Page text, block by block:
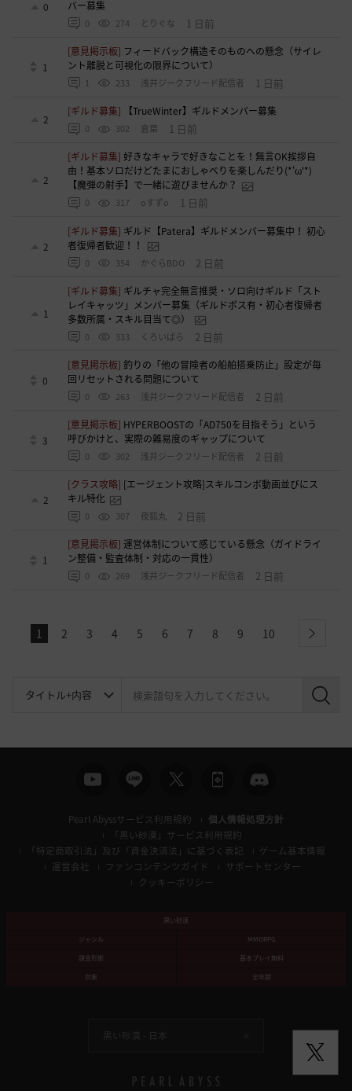
0
バー募集
0 274 とりぐな 1 日前
1
[意見掲示板] フィードバック構造そのものへの懸念（サイレ
ント離脱と可視化の限界について）
1 233 浅井ジークフリード配信者 1 日前
2
[ギルド募集] 【TrueWinter】ギルドメンバー募集
0 302 倉葉 1 日前
2
[ギルド募集]好きなキャラで好きなことを！無言OK挨拶自
由！基本ソロだけどたまにおしゃべりを楽しんだり(*'ω'*)
【魔弾の射手】で一緒に遊びませんか？
0 317 oすずo 1 日前
2
[ギルド募集] ギルド【Patera】ギルドメンバー募集中！ 初心
者復帰者歓迎！！
0 354 かぐらBDO 2 日前
1
[ギルド募集] ギルチャ完全無言推奨・ソロ向けギルド「スト
レイキャッツ」メンバー募集（ギルドボス有・初心者復帰者
多数所属・スキル目当て◎）
0 333 くろいばら 2 日前
0
[意見掲示板]釣りの「他の冒険者の船舶搭乗防止」設定が毎
回リセットされる問題について
0 263 浅井ジークフリード配信者 2 日前
3
[意見掲示板] HYPERBOOSTの「AD750を目指そう」という
呼びかけと、実際の難易度のギャップについて
0 302 浅井ジークフリード配信者 2 日前
2
[クラス攻略] [エージェント攻略]スキルコンボ動画並びにス
キル特化
0 307 夜狐丸 2 日前
1
[意見掲示板]運営体制について感じている懸念（ガイドライ
ン整備・監査体制・対応の一貫性）
0 269 浅井ジークフリード配信者 2 日前
1 2 3 4 5 6 7 8 9 10 next
検
Pearl Abyssサービス利用規約
個人情報処理方針
「黒い砂漠」サービス利用規約
「特定商取引法」及び「資金決済法」に基づく表記
ゲーム基本情報
運営会社
ファンコンテンツガイド
サポートセンター
クッキーポリシー
黒い砂漠
ジャンル
MMORPG
課金形態
基本プレイ無料
対象
全年齢
黒い砂漠 -